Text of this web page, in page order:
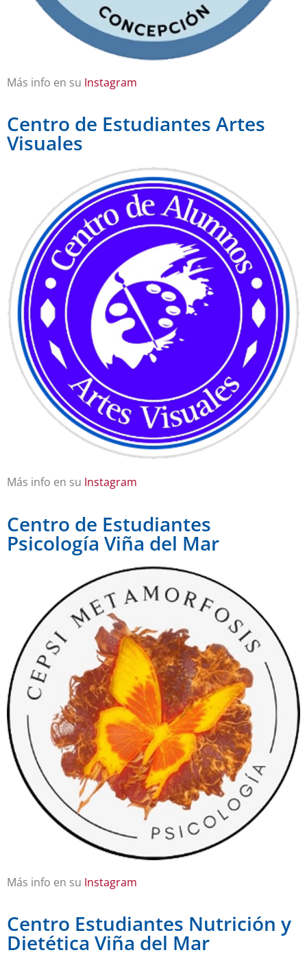
Más info en su Instagram
Centro de Estudiantes Artes
Visuales
Más info en su Instagram
Centro de Estudiantes
Psicología Viña del Mar
Más info en su Instagram
Centro Estudiantes Nutrición y
Dietética Viña del Mar